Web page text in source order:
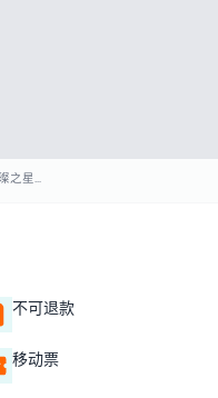
樟宜机场璀璨之星景点
不可退款
移动票